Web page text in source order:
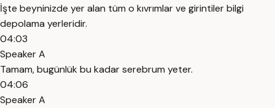
İşte beyninizde yer alan tüm o kıvrımlar ve girintiler bilgi
depolama yerleridir.
04:03
Speaker A
Tamam, bugünlük bu kadar serebrum yeter.
04:06
Speaker A